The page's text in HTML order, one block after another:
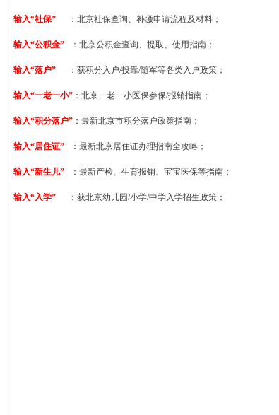
输入“社保” ：北京社保查询、补缴申请流程及材料；
输入“公积金” ：北京公积金查询、提取、使用指南；
输入“落户” ：获积分入户/投靠/随军等各类入户政策；
输入“一老一小” ：北京一老一小医保参保/报销指南；
输入“积分落户” ：最新北京市积分落户政策指南；
输入“居住证” ：最新北京居住证办理指南全攻略；
输入“新生儿” ：最新产检、生育报销、宝宝医保等指南；
输入“入学” ：获北京幼儿园/小学/中学入学招生政策；